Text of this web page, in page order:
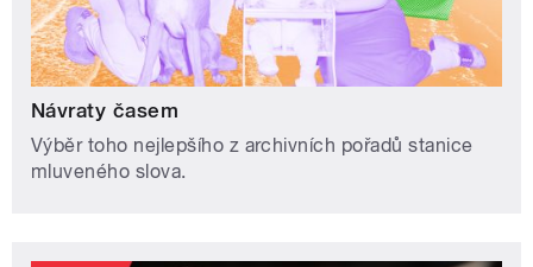
Návraty časem
Výběr toho nejlepšího z archivních pořadů stanice
mluveného slova.